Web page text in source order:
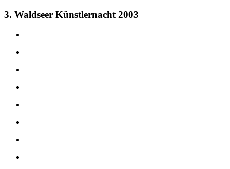
3. Waldseer Künstlernacht 2003